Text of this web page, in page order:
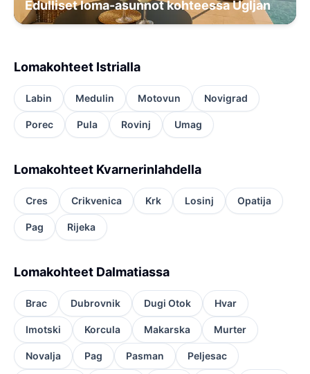
Edulliset loma-asunnot kohteessa Ugljan
Lomakohteet Istrialla
Labin Medulin Motovun Novigrad
Porec Pula Rovinj Umag
Lomakohteet Kvarnerinlahdella
Cres Crikvenica Krk Losinj Opatija
Pag Rijeka
Lomakohteet Dalmatiassa
Brac Dubrovnik Dugi Otok Hvar
Imotski Korcula Makarska Murter
Novalja Pag Pasman Peljesac